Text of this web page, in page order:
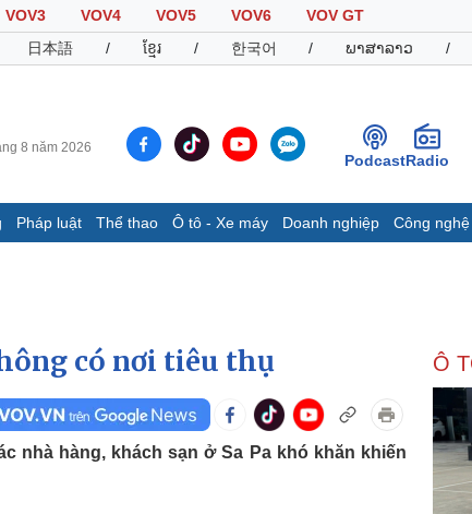
VOV3 VOV4 VOV5 VOV6
VOV GT
日本語 / ខ្មែរ / 한국어 / ພາສາລາວ /
8 năm 2026
PodcastRadio
Pháp luật Thể thao Ô tô - Xe máy Doanh nghiệp Công nghệ
Infographic
Ô tô - Xe máy
Doanh nghiệp
Thông tin
Doanh nghiệp
có nơi tiêu thụ
nhà hàng, khách sạn ở Sa Pa khó khăn khiến
Ô